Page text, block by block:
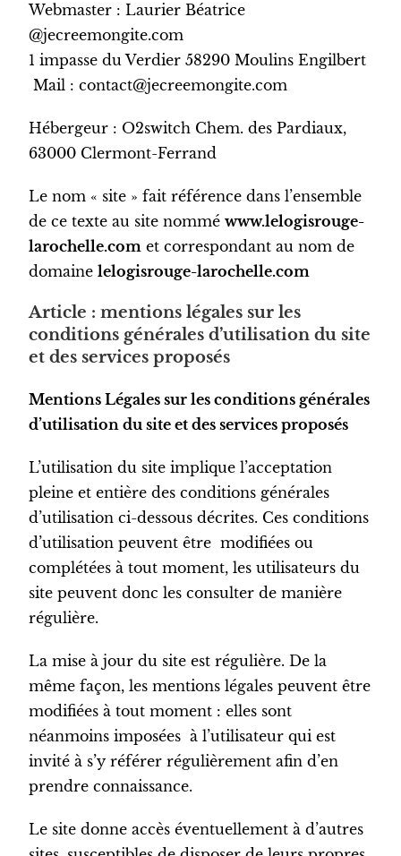
Webmaster : Laurier Béatrice
@jecreemongite.com
1 impasse du Verdier 58290 Moulins Engilbert
Mail : contact@jecreemongite.com
Hébergeur : O2switch Chem. des Pardiaux,
63000 Clermont-Ferrand
Le nom « site » fait référence dans l’ensemble
de ce texte au site nomméwww.lelogisrouge-
larochelle.com et correspondant au nom de
domainelelogisrouge-larochelle.com
Article : mentions légales sur les
conditions générales d’utilisation du site
et des services proposés
Mentions Légales sur les conditions générales
d’utilisation du site et des services proposés
L’utilisation du site implique l’acceptation
pleine et entière des conditions générales
d’utilisation ci-dessous décrites. Ces conditions
d’utilisation peuvent être modifiées ou
complétées à tout moment, les utilisateurs du
site peuvent donc les consulter de manière
régulière.
La mise à jour du site est régulière. De la
même façon, les mentions légales peuvent être
modifiées à tout moment : elles sont
néanmoins imposées à l’utilisateur qui est
invité à s’y référer régulièrement afin d’en
prendre connaissance.
Le site donne accès éventuellement à d’autres